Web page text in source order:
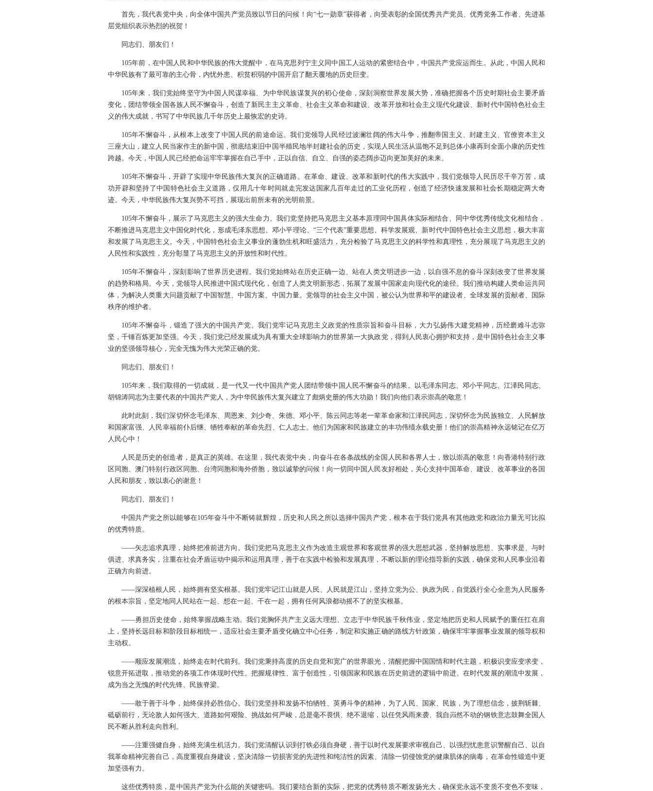
首先，我代表党中央，向全体中国共产党员致以节日的问候！向“七一勋章”获得者，向受表彰的全国优秀共产党员、优秀党务工作者、先进基
层党组织表示热烈的祝贺！
同志们、朋友们！
105年前，在中国人民和中华民族的伟大觉醒中，在马克思列宁主义同中国工人运动的紧密结合中，中国共产党应运而生。从此，中国人民和
中华民族有了最可靠的主心骨，内忧外患、积贫积弱的中国开启了翻天覆地的历史巨变。
105年来，我们党始终坚守为中国人民谋幸福、为中华民族谋复兴的初心使命，深刻洞察世界发展大势，准确把握各个历史时期社会主要矛盾
变化，团结带领全国各族人民不懈奋斗，创造了新民主主义革命、社会主义革命和建设、改革开放和社会主义现代化建设、新时代中国特色社会主
义的伟大成就，书写了中华民族几千年历史上最恢宏的史诗。
105年不懈奋斗，从根本上改变了中国人民的前途命运。我们党领导人民经过波澜壮阔的伟大斗争，推翻帝国主义、封建主义、官僚资本主义
三座大山，建立人民当家作主的新中国，彻底结束旧中国半殖民地半封建社会的历史，实现人民生活从温饱不足到总体小康再到全面小康的历史性
跨越。今天，中国人民已经把命运牢牢掌握在自己手中，正以自信、自立、自强的姿态阔步迈向更加美好的未来。
105年不懈奋斗，开辟了实现中华民族伟大复兴的正确道路。在革命、建设、改革和新时代的伟大实践中，我们党领导人民历尽千辛万苦，成
功开辟和坚持了中国特色社会主义道路，仅用几十年时间就走完发达国家几百年走过的工业化历程，创造了经济快速发展和社会长期稳定两大奇
迹。今天，中华民族伟大复兴势不可挡，展现出前所未有的光明前景。
105年不懈奋斗，展示了马克思主义的强大生命力。我们党坚持把马克思主义基本原理同中国具体实际相结合、同中华优秀传统文化相结合，
不断推进马克思主义中国化时代化，形成毛泽东思想、邓小平理论、“三个代表”重要思想、科学发展观、新时代中国特色社会主义思想，极大丰富
和发展了马克思主义。今天，中国特色社会主义事业的蓬勃生机和旺盛活力，充分检验了马克思主义的科学性和真理性，充分展现了马克思主义的
人民性和实践性，充分彰显了马克思主义的开放性和时代性。
105年不懈奋斗，深刻影响了世界历史进程。我们党始终站在历史正确一边、站在人类文明进步一边，以自强不息的奋斗深刻改变了世界发展
的趋势和格局。今天，党领导人民推进中国式现代化，创造了人类文明新形态，拓展了发展中国家走向现代化的途径。我们推动构建人类命运共同
体，为解决人类重大问题贡献了中国智慧、中国方案、中国力量。党领导的社会主义中国，被公认为世界和平的建设者、全球发展的贡献者、国际
秩序的维护者。
105年不懈奋斗，锻造了强大的中国共产党。我们党牢记马克思主义政党的性质宗旨和奋斗目标，大力弘扬伟大建党精神，历经磨难斗志弥
坚，千锤百炼更加坚强。今天，我们党已经发展成为具有重大全球影响力的世界第一大执政党，得到人民衷心拥护和支持，是中国特色社会主义事
业的坚强领导核心，完全无愧为伟大光荣正确的党。
同志们、朋友们！
105年来，我们取得的一切成就，是一代又一代中国共产党人团结带领中国人民不懈奋斗的结果。以毛泽东同志、邓小平同志、江泽民同志、
胡锦涛同志为主要代表的中国共产党人，为中华民族伟大复兴建立了彪炳史册的伟大功勋！我们向他们表示崇高的敬意！
此时此刻，我们深切怀念毛泽东、周恩来、刘少奇、朱德、邓小平、陈云同志等老一辈革命家和江泽民同志，深切怀念为民族独立、人民解放
和国家富强、人民幸福前仆后继、牺牲奉献的革命先烈、仁人志士。他们为国家和民族建立的丰功伟绩永载史册！他们的崇高精神永远铭记在亿万
人民心中！
人民是历史的创造者，是真正的英雄。在这里，我代表党中央，向奋斗在各条战线的全国人民和各界人士，致以崇高的敬意！向香港特别行政
区同胞、澳门特别行政区同胞、台湾同胞和海外侨胞，致以诚挚的问候！向一切同中国人民友好相处，关心支持中国革命、建设、改革事业的各国
人民和朋友，致以衷心的谢意！
同志们、朋友们！
中国共产党之所以能够在105年奋斗中不断铸就辉煌，历史和人民之所以选择中国共产党，根本在于我们党具有其他政党和政治力量无可比拟
的优秀特质。
——矢志追求真理，始终把准前进方向。我们党把马克思主义作为改造主观世界和客观世界的强大思想武器，坚持解放思想、实事求是、与时
俱进、求真务实，注重在社会矛盾运动中揭示和运用真理，善于在实践中检验和发展真理，不断以新的理论指导新的实践，确保党和人民事业沿着
正确方向前进。
——深深植根人民，始终拥有坚实根基。我们党牢记江山就是人民、人民就是江山，坚持立党为公、执政为民，自觉践行全心全意为人民服务
的根本宗旨，坚定地同人民站在一起、想在一起、干在一起，拥有任何风浪都动摇不了的坚实根基。
——勇担历史使命，始终掌握战略主动。我们党胸怀共产主义远大理想、立志于中华民族千秋伟业，坚定地把历史和人民赋予的重任扛在肩
上，坚持长远目标和阶段目标相统一，适应社会主要矛盾变化确立中心任务，制定和实施正确的路线方针政策，确保牢牢掌握事业发展的领导权和
主动权。
——顺应发展潮流，始终走在时代前列。我们党秉持高度的历史自觉和宽广的世界眼光，清醒把握中国国情和时代主题，积极识变应变求变，
锐意开拓进取，推动党的各项工作体现时代性、把握规律性、富于创造性，引领国家和民族在历史前进的逻辑中前进、在时代发展的潮流中发展，
成为当之无愧的时代先锋、民族脊梁。
——敢于善于斗争，始终保持必胜信心。我们党坚持和发扬不怕牺牲、英勇斗争的精神，为了人民、国家、民族，为了理想信念，披荆斩棘、
砥砺前行，无论敌人如何强大、道路如何艰险、挑战如何严峻，总是毫不畏惧、绝不退缩，以任凭风雨来袭、我自岿然不动的钢铁意志鼓舞全国人
民不断从胜利走向胜利。
——注重强健自身，始终充满生机活力。我们党清醒认识到打铁必须自身硬，善于以时代发展要求审视自己、以强烈忧患意识警醒自己、以自
我革命精神完善自己，高度重视自身建设，坚决清除一切损害党的先进性和纯洁性的因素、清除一切侵蚀党的健康肌体的病毒，在革命性锻造中更
加坚强有力。
这些优秀特质，是中国共产党为什么能的关键密码。我们要结合新的实际，把党的优秀特质不断发扬光大，确保党永远不变质不变色不变味，